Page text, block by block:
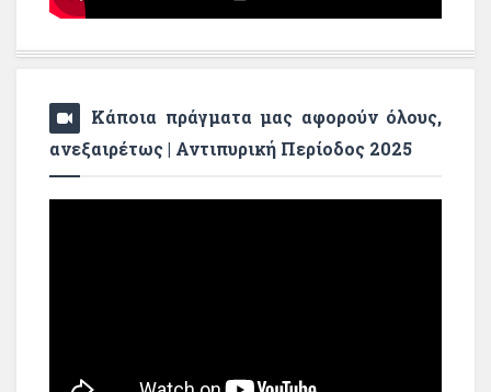
Κάποια πράγματα μας αφορούν όλους,
ανεξαιρέτως | Αντιπυρική Περίοδος 2025